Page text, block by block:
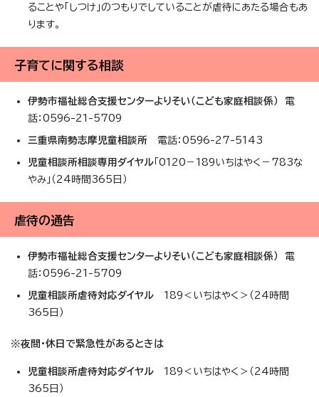
ることや「しつけ」のつもりでしていることが虐待にあたる場合もあ
ります。
子育てに関する相談
伊勢市福祉総合支援センターよりそい（こども家庭相談係） 電
話：0596-21-5709
三重県南勢志摩児童相談所 電話：0596-27-5143
児童相談所相談専用ダイヤル 「0120－189いちはやく－783な
やみ」（24時間365日）
虐待の通告
伊勢市福祉総合支援センターよりそい（こども家庭相談係） 電
話：0596-21-5709
児童相談所虐待対応ダイヤル 189＜いちはやく＞（24時間
365日）
※夜間・休日で緊急性があるときは
児童相談所虐待対応ダイヤル 189＜いちはやく＞（24時間
365日）